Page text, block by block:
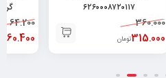
۶۲۶۰۰۰۸۷۲۰۱۱۷
360.000
315.000تومان
گرم ۶۲۶۰۱۷۶۸۰۲۹۲۹
64.200
60.400